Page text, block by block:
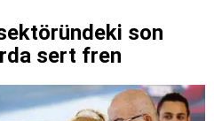
son
sert fren